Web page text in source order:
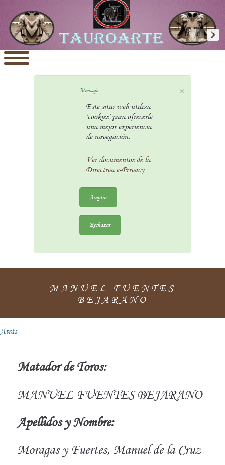
×
Mensaje
Este sitio web utiliza
'cookies' para ofrecerle
una mejor experiencia
de navegación.
Ver documentos de la
Directiva e-Privacy
Aceptar
Rechazar
MANUEL FUENTES
BEJARANO
Atrás
Matador de Toros:
MANUEL FUENTES BEJARANO
Apellidos y Nombre:
Moragas y Fuertes, Manuel de la Cruz